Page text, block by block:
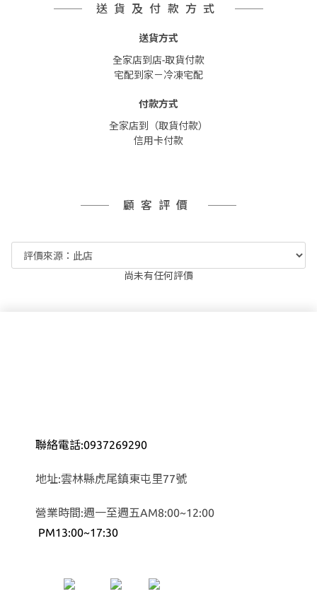
送貨及付款方式
送貨方式
全家店到店-取貨付款
宅配到家－冷凍宅配
付款方式
全家店到（取貨付款）
信用卡付款
顧客評價
尚未有任何評價
聯絡電話:0937269290
地址:雲林縣虎尾鎮東屯里77號
營業時間:週一至週五AM8:00~12:00
PM13:00~17:30